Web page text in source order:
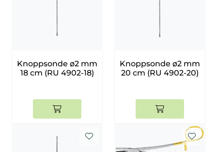
Knoppsonde ø2 mm
18 cm (RU 4902-18)
Knoppsonde ø2 mm
20 cm (RU 4902-20)